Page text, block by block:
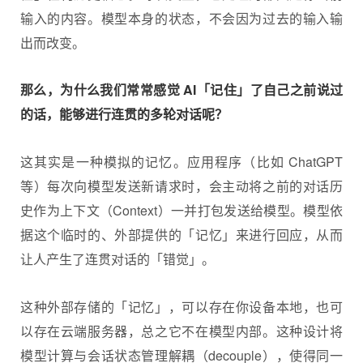
输入的内容。模型本身的状态，不会因为过去的输入输
出而改变。
那么，为什么我们常常感觉 AI「记住」了自己之前说过
的话，能够进行连贯的多轮对话呢？
这其实是一种模拟的记忆。应用程序（比如 ChatGPT
等）每次向模型发送新请求时，会主动将之前的对话历
史作为上下文（Context）一并打包发送给模型。模型依
据这个临时的、外部提供的「记忆」来进行回应，从而
让人产生了连贯对话的「错觉」。
这种外部存储的「记忆」，可以存在你设备本地，也可
以存在云端服务器，总之它不在模型内部。这种设计将
模型计算与会话状态管理解耦（decouple），使得同一